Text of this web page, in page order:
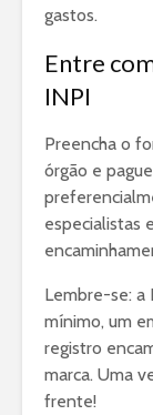
gastos.
Entre
INPI
Preencha o
órgão e
especialistas
Lembre-se: a
mínimo, um
registro
marca. Uma
frente!